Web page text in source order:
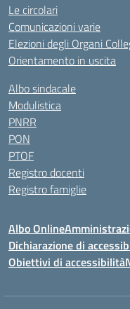
Le circolari
Comunicazioni varie
Elezioni degli Organi
Orientamento in uscita
Albo sindacale
Modulistica
PNRR
PON
PTOF
Registro docenti
Registro famiglie
Albo Online
Dichiarazione di
Obiettivi di accessibilità